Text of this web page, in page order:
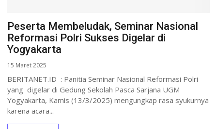
Peserta Membeludak, Seminar Nasional
Reformasi Polri Sukses Digelar di
Yogyakarta
15 Maret 2025
BERITANET.ID : Panitia Seminar Nasional Reformasi Polri
yang digelar di Gedung Sekolah Pasca Sarjana UGM
Yogyakarta, Kamis (13/3/2025) mengungkap rasa syukurnya
karena acara...